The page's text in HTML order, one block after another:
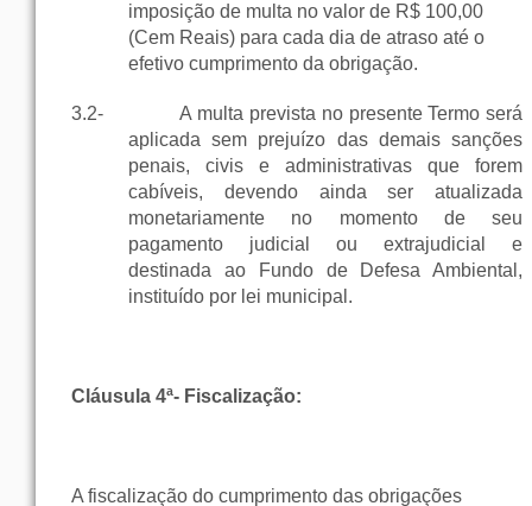
imposição de multa no valor de R$ 100,00
(Cem Reais) para cada dia de atraso até o
efetivo cumprimento da obrigação.
3.2-
A multa prevista no presente Termo será
aplicada sem prejuízo das demais sanções
penais, civis e administrativas que forem
cabíveis, devendo ainda ser atualizada
monetariamente no momento de seu
pagamento judicial ou extrajudicial e
destinada ao Fundo de Defesa Ambiental,
instituído por lei municipal.
Cláusula 4ª- Fiscalização:
A fiscalização do cumprimento das obrigações